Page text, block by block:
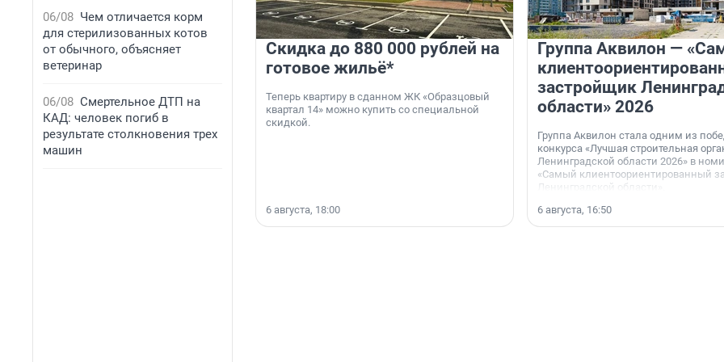
06/08 Чем отличается корм
для стерилизованных котов
от обычного, объясняет
ветеринар
06/08 Смертельное ДТП на
КАД: человек погиб в
результате столкновения трех
машин
Скидка до 880 000 рублей на
готовое жильё*
Теперь квартиру в сданном ЖК «Образцовый
квартал 14» можно купить со специальной
скидкой.
6 августа, 18:00
Группа Аквилон —
застройщик
области» 2026
Группа Аквилон стала одним из
конкурса «Лучшая строительная
Ленинградской области 2026» в
«Самый клиентоориентированный
Ленинградской области».
6 августа, 16:50